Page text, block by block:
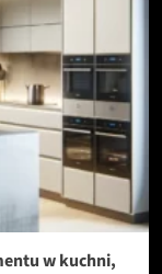
w kuchni,